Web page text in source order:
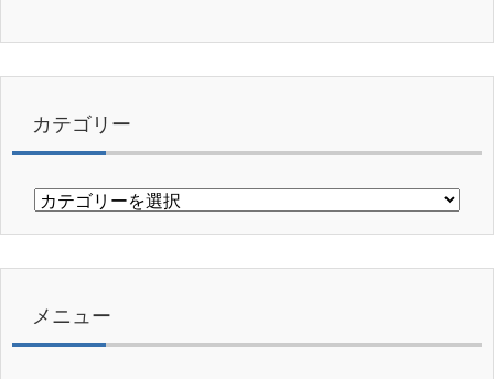
カテゴリー
カ
リ
メニュー